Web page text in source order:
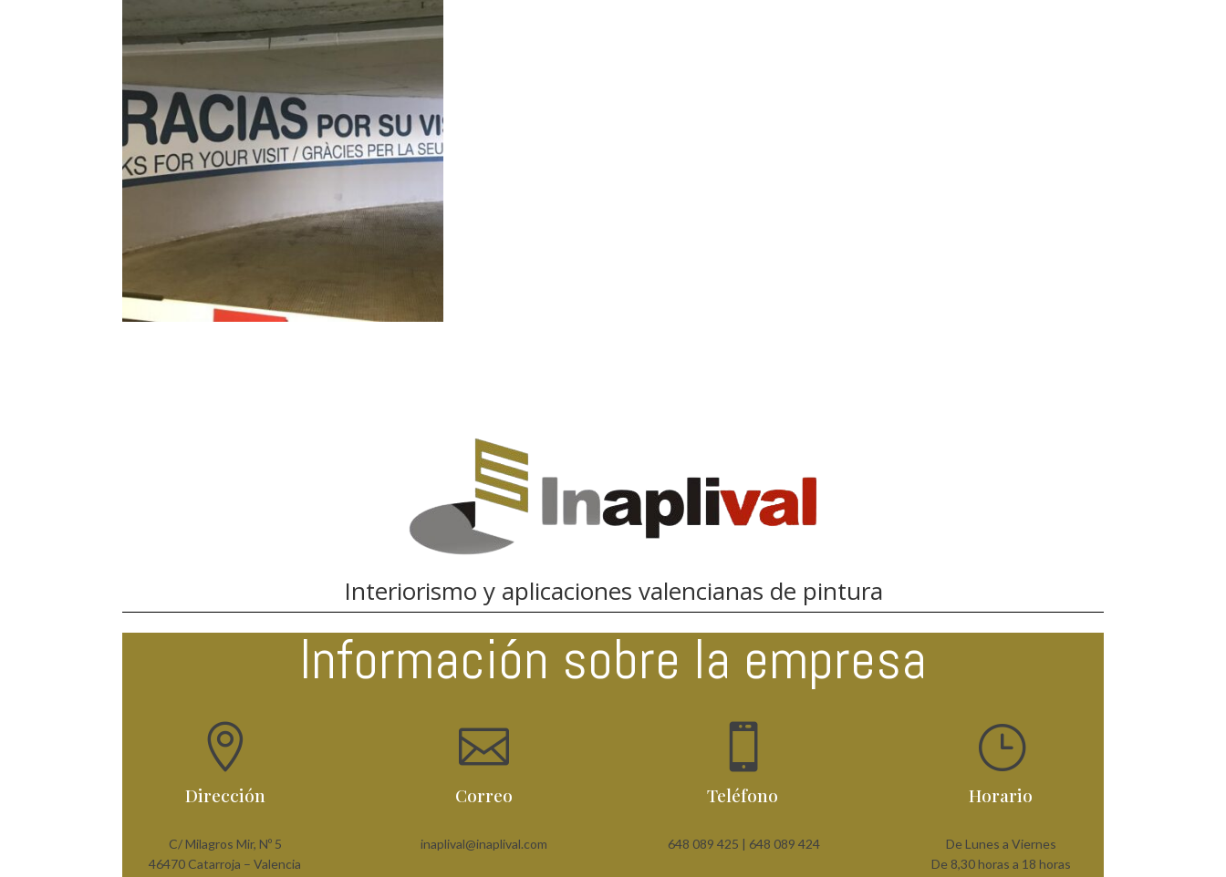
Interiorismo y aplicaciones valencianas de pintura
Información sobre la empresa

Dirección
C/ Milagros Mir, Nº 5
46470 Catarroja – Valencia

Correo
inaplival@inaplival.com

Teléfono
648 089 425 | 648 089 424
}
Horario
De Lunes a Viernes
De 8,30 horas a 18 horas